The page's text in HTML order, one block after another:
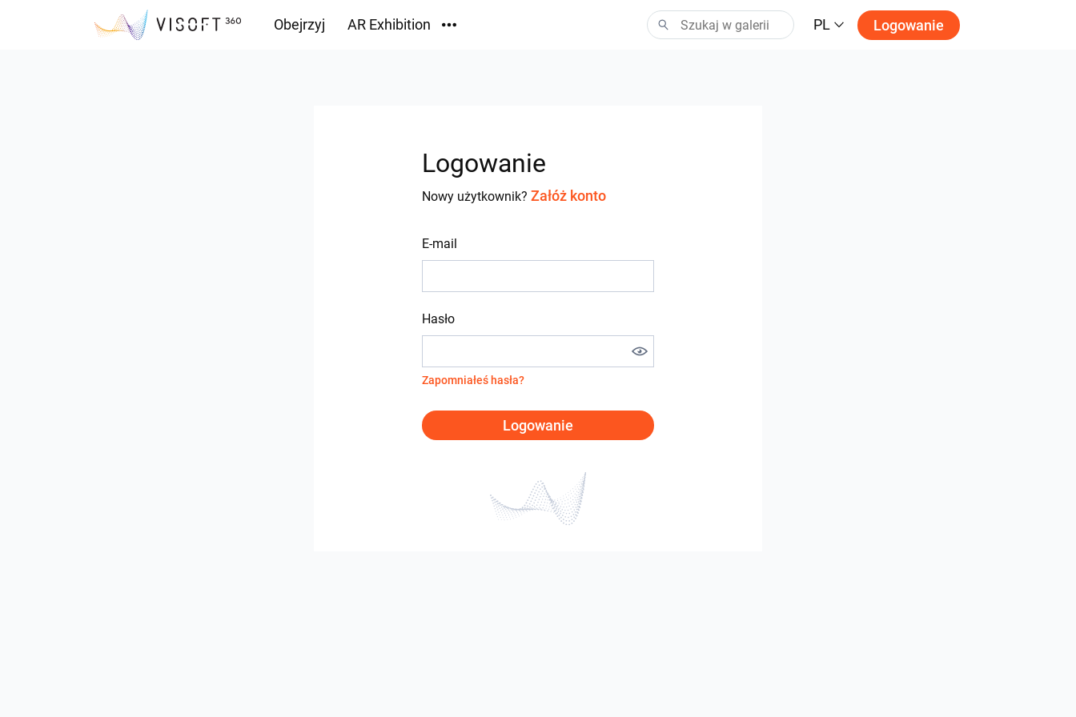
Obejrzyj AR Exhibition PL Logowanie
Logowanie
Nowy użytkownik? Załóż konto
E-mail
Hasło
Zapomniałeś hasła?
Logowanie